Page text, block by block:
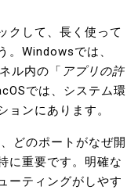
クして、長く使って
。Windowsでは、
ル内の「 アプリの許
では、システム環
ョンにあります。
どのポートがなぜ開
に重要です。明確な
ーティングがしやす